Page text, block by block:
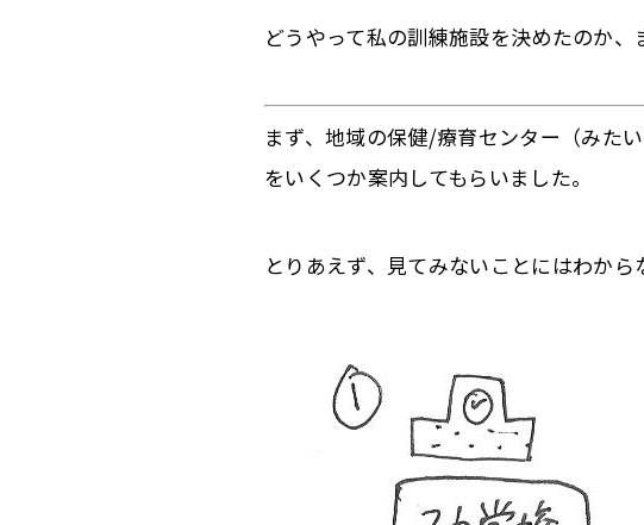
どうやって私の訓練施設を決めたのか、
まず、地域の保健/療育センター（みた
をいくつか案内してもらいました。
とりあえず、見てみないことにはわか